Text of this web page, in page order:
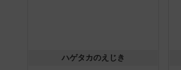
ハゲタカのえじき